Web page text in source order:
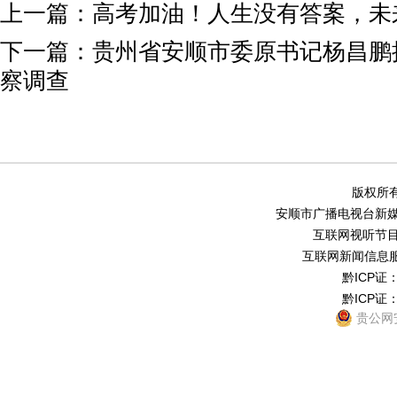
上一篇： 高考加油！人生没有答案，
下一篇： 贵州省安顺市委原书记杨昌
察调查
版权所
安顺市广播电视台新
互联网视听节
互联网新闻信息
黔ICP证
黔ICP证
贵公